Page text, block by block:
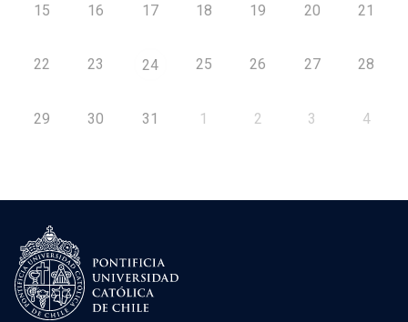
15 16 17 18 19 20 21
22 23 24 25 26 27 28
29 30 31 1 2 3 4